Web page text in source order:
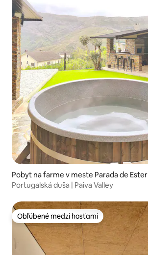
Pobyt na farme v meste Parada de Ester
Portugalská duša | Paiva Valley
Obľúbené medzi hosťami
Obľúbené medzi hosťami